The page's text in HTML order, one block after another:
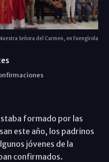
Señora del Carmen, en Fuengirola
formado por las
este año, los padrinos
jóvenes de la
confirmados.